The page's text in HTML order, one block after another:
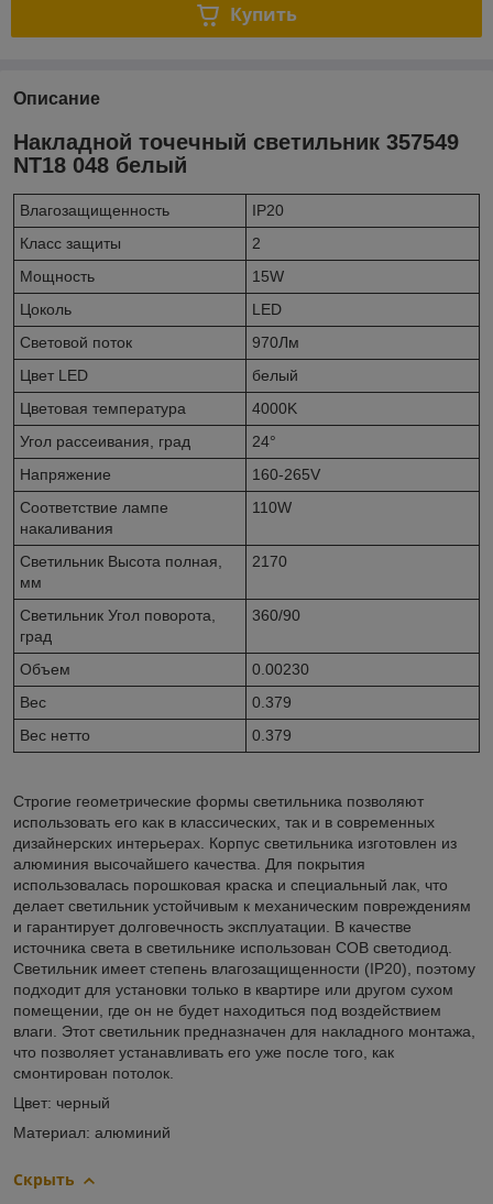
Купить
Описание
Накладной точечный светильник 357549
NT18 048 белый
Влагозащищенность
IP20
Класс защиты
2
Мощность
15W
Цоколь
LED
Световой поток
970Лм
Цвет LED
белый
Цветовая температура
4000K
Угол рассеивания, град
24°
Напряжение
160-265V
Соответствие лампе
накаливания
110W
Светильник Высота полная,
мм
2170
Светильник Угол поворота,
град
360/90
Объем
0.00230
Вес
0.379
Вес нетто
0.379
Строгие геометрические формы светильника позволяют
использовать его как в классических, так и в современных
дизайнерских интерьерах. Корпус светильника изготовлен из
алюминия высочайшего качества. Для покрытия
использовалась порошковая краска и специальный лак, что
делает светильник устойчивым к механическим повреждениям
и гарантирует долговечность эксплуатации. В качестве
источника света в светильнике использован COB светодиод.
Светильник имеет степень влагозащищенности (IP20), поэтому
подходит для установки только в квартире или другом сухом
помещении, где он не будет находиться под воздействием
влаги. Этот светильник предназначен для накладного монтажа,
что позволяет устанавливать его уже после того, как
смонтирован потолок.
Цвет: черный
Материал: алюминий
Скрыть